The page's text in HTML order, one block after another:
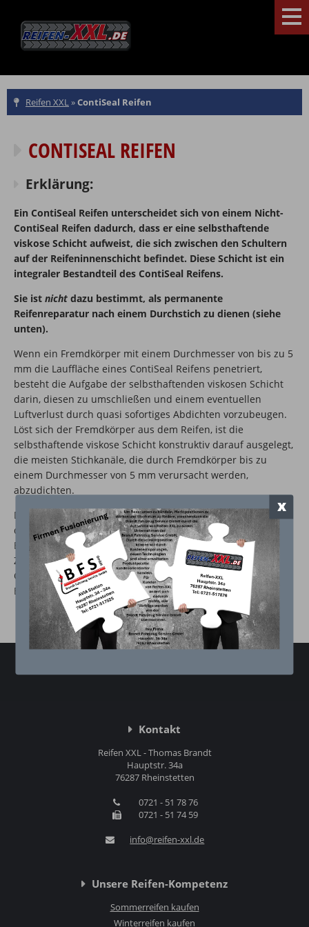
x
Reifen XXL»ContiSeal Reifen
CONTISEAL REIFEN
Erklärung:
Ein ContiSeal Reifen unterscheidet sich von einem Nicht-
ContiSeal Reifen dadurch, dass er eine selbsthaftende
viskose Schicht aufweist, die sich zwischen den Schultern
auf der Reifeninnenschicht befindet. Diese Schicht ist ein
integraler Bestandteil des ContiSeal Reifens.
Sie ist nicht dazu bestimmt, als permanente
Reifenreparatur nach einem Durchstich zu dienen (siehe
unten).
Wenn ein Fremdkörper mit einem Durchmesser von bis zu 5
mm die Lauffläche eines ContiSeal Reifens penetriert,
besteht die Aufgabe der selbsthaftenden viskosen Schicht
darin, diesen zu umschließen und einem eventuellen
Luftverlust durch quasi sofortiges Abdichten vorzubeugen.
Löst sich der Fremdkörper aus dem Reifen, ist die
selbsthaftende viskose Schicht konstruktiv darauf ausgelegt,
die meisten Stichkanäle, die durch Fremdkörper bis zu
einem Durchmesser von 5 mm verursacht werden,
abzudichten.
Derweil ContiSeal Reifen die Häufigkeit von platten Reifen
deutlich reduzieren, sind sie nicht dafür ausgelegt, den
Betrieb mit Minderdruck oder im platten (luftleeren)
Zustand zu ermöglichen. Abgesehen davon weisen
ContiSeal Reifen in allen anderen Aspekten die gleichen
Eigenschaften auf wie Nicht-ContiSeal Reifen.
Kontakt
Reifen XXL - Thomas Brandt
Hauptstr. 34a
76287 Rheinstetten
0721 - 51 78 76
0721 - 51 74 59
info@reifen-xxl.de
Unsere Reifen-Kompetenz
Sommerreifen kaufen
Winterreifen kaufen